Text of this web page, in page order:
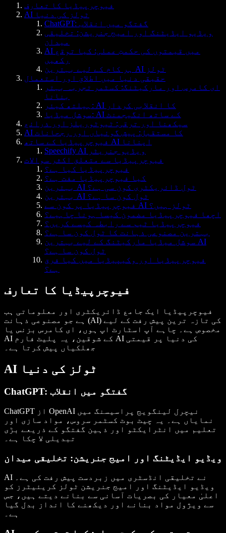
فیوچرپیڈیا کا تعارف
AI ٹولز کی دنیا
ChatGPT: گفتگو میں انقلاب
ویڈیو ایڈیٹنگ اور امیج جنریشن: تخلیقی
میدان
AI میں قیمتوں کی حکمتِ عملی: کیا توقع
رکھیں
ہر کام کے لیے بہترین AI ٹولز
حقیقی دنیا میں اطلاق اور استعمال
ای کامرس اور مارکیٹنگ: کسٹمر تجربہ بہتر
بنانا
ہیلتھ کیئر: AI کا انقلابی کردار
سوشل میڈیا: AI کے ساتھ انگیجمنٹ
سیکھنا اور ترقی: ٹیوٹوریلز اور ذرائع
AI کا مستقبل: پیش گوئیاں اور رجحانات
فیوچرپیڈیا کے ساتھ AI اپنانا
Speechify AI ویڈیو جنریٹر
فیوچرپیڈیا سے متعلق اکثر سوالات
فیوچرپیڈیا کیا ہے؟
کیا فیوچرپیڈیا مفت ہے؟
بہترین AI ٹول ڈائریکٹری کون سی ہے؟
بہترین AI ٹول کون سا ہے؟
فیوچرپیڈیا پر کون سے AI ٹولز ہیں؟
اچھا فیوچرپیڈیا مضمون کیسا ہونا چاہیے؟
فیوچرپیڈیا ٹیم سے رابطہ کیسے کریں؟
بہترین مصنوعی ذہانت کا ٹول کون سا ہے؟
سوشل میڈیا مارکیٹنگ کے لیے بہترین AI
ٹول کون سا ہے؟
فیوچرپیڈیا اور وکیپیڈیا میں کیا فرق
ہے؟
فیوچرپیڈیا کا تعارف
فیوچرپیڈیا
ایک جامع ڈائریکٹری اور معلوماتی ہب
ہے جو مصنوعی ذہانت (AI)
مخصوص ہے۔ چاہے آپ اسٹارٹ اپ ہوں، ای کامرس بزنس یا
AI کے شوقین ، یہ پلیٹ فارم AI کی دنیا پر قیمتی
جھلکیاں پیش کرتا ہے۔
AI ٹولز کی دنیا
ChatGPT: گفتگو میں انقلاب
ChatGPT OpenAI نیچرل لینگویج پراسیسنگ میں
نمایاں ہے۔ یہ
چیٹ بوٹ کسٹمر سروس، مواد سازی اور
تعلیم میں انٹرایکٹو اور ذہین گفتگو کے ذریعے بڑی
تبدیلی لا چکا ہے۔
ویڈیو ایڈیٹنگ اور امیج جنریشن: تخلیقی میدان
AI نے تخلیقی انڈسٹری میں زبردست پیش رفت کی ہے۔
ویڈیو ایڈیٹنگ اور امیج جنریشن ٹولز کریئیٹرز کو
اعلیٰ معیار
کی بصریات آسانی سے بنانے دیتے ہیں، جس
سے ویژول مواد بنانے اور دیکھنے کا انداز بدل گیا
ہے۔